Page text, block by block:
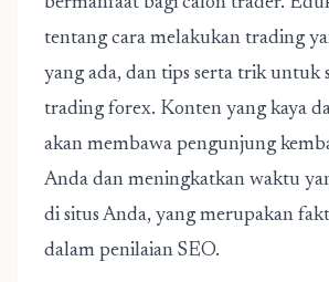
tentang cara melakukan trading
yang ada, dan tips serta trik untuk
trading forex. Konten yang kaya
akan membawa pengunjung
Anda dan meningkatkan waktu
di situs Anda, yang merupakan
dalam penilaian SEO.